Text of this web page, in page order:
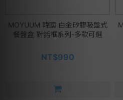
MOYUUM 韓國 白金矽膠吸盤式
餐盤盒 對話框系列-多款可選
NT$990